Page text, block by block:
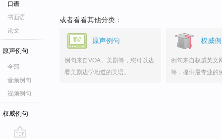
口语
书面语
论文
原声例句
全部
音频例句
视频例句
权威例句
或者看看其他分类：
原声例句
例句来自VOA、美剧等，您可以边
看美剧边学地道的美语。
权威
例句来自权威英文
等，提供最专业的